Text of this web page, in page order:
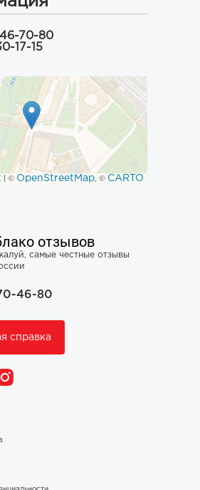
70-80
17-15
| © OpenStreetMap, © CARTO
отзывов
самые честные отзывы
46-80
справка